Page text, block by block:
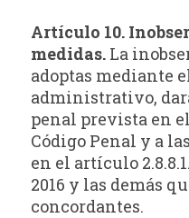
Artículo 10.
medidas. La
adoptas mediante
administrativo,
penal prevista en
Código Penal y a
en el artículo
2016 y las demás
concordantes.